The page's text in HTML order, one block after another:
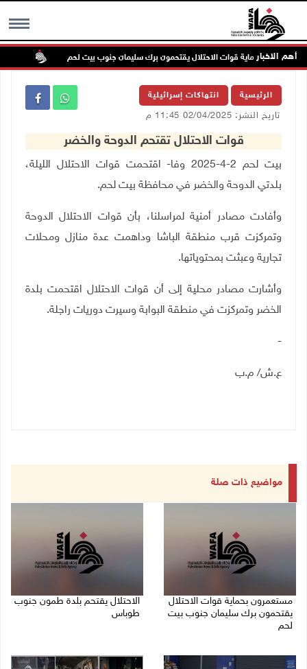
MENU أهم الاخباربحماية قوات الاحتلال يقتحمون برك سليمان جنوب بيت لحم
الرئيسية انتهاكات إسرائيلية
تاريخ النشر: 02/04/2025 11:45 م
قوات الاحتلال تقتحم الدوحة والخضر
بيت لحم 2-4-2025 وفا- اقتحمت قوات الاحتلال الليلة،
بلدتي الدوحة والخضر في محافظة بيت لحم.
وأفادت مصادر أمنية لمراسلنا، بأن قوات الاحتلال الدوحة
وتمركزت قرب منطقة الباشا وداهمت عدة منازل ومحلات
تجارية وعبثت بمحتوياتها.
وأشارت مصادر محلية إلى أن قوات الاحتلال اقتحمت بلدة
الخضر وتمركزت في منطقة البوابة وسيرت دوريات راجلة.
-
ع.ش/ م.ب
مواضيع ذات صلة
مستعمرون بحماية قوات الاحتلال
يقتحمون برك سليمان جنوب بيت
لحم
الاحتلال يقتحم بلدة طمون جنوب
طوباس